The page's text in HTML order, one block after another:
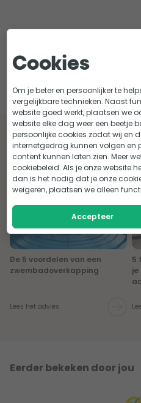
Cerland / Procopi
Lees onze tips en
procopi winterzeil
De 5 voordelen van een
zwembadoverkapping
Lees het advies
5
je
Eerder bekeken door jou
Cookies
Om je beter en persoonlijker te
vergelijkbare technieken. Naast
website goed werkt, plaatsen we
website elke dag weer een beetje
persoonlijke cookies zodat wij en
internetgedrag kunnen volgen en
content kunnen laten zien. Meer
cookiebeleid. Als je onze website
dan is het nodig dat je onze
weigeren, plaatsen we alleen
Accepteer